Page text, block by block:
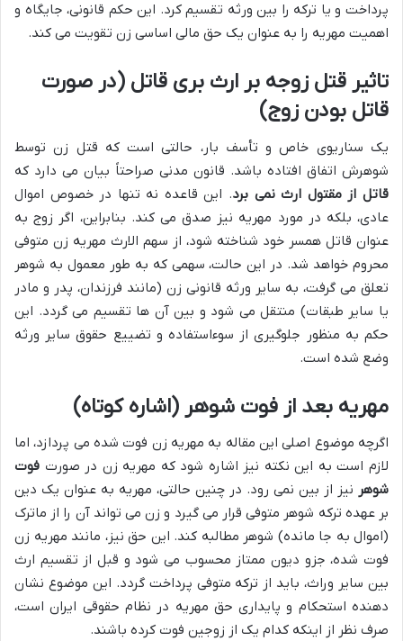
پرداخت و یا ترکه را بین ورثه تقسیم کرد. این حکم قانونی، جایگاه و
اهمیت مهریه را به عنوان یک حق مالی اساسی زن تقویت می کند.
تاثیر قتل زوجه بر ارث بری قاتل (در صورت
قاتل بودن زوج)
یک سناریوی خاص و تأسف بار، حالتی است که قتل زن توسط
شوهرش اتفاق افتاده باشد. قانون مدنی صراحتاً بیان می دارد که
قاتل از مقتول ارث نمی برد. این قاعده نه تنها در خصوص اموال
عادی، بلکه در مورد مهریه نیز صدق می کند. بنابراین، اگر زوج به
عنوان قاتل همسر خود شناخته شود، از سهم الارث مهریه زن متوفی
محروم خواهد شد. در این حالت، سهمی که به طور معمول به شوهر
تعلق می گرفت، به سایر ورثه قانونی زن (مانند فرزندان، پدر و مادر
یا سایر طبقات) منتقل می شود و بین آن ها تقسیم می گردد. این
حکم به منظور جلوگیری از سوءاستفاده و تضییع حقوق سایر ورثه
وضع شده است.
مهریه بعد از فوت شوهر (اشاره کوتاه)
اگرچه موضوع اصلی این مقاله به مهریه زن فوت شده می پردازد، اما
لازم است به این نکته نیز اشاره شود که مهریه زن در صورت فوت
شوهر نیز از بین نمی رود. در چنین حالتی، مهریه به عنوان یک دین
بر عهده ترکه شوهر متوفی قرار می گیرد و زن می تواند آن را از ماترک
(اموال به جا مانده) شوهر مطالبه کند. این حق نیز، مانند مهریه زن
فوت شده، جزو دیون ممتاز محسوب می شود و قبل از تقسیم ارث
بین سایر وراث، باید از ترکه متوفی پرداخت گردد. این موضوع نشان
دهنده استحکام و پایداری حق مهریه در نظام حقوقی ایران است،
صرف نظر از اینکه کدام یک از زوجین فوت کرده باشند.